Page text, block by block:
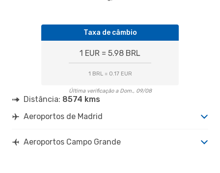
Taxa de câmbio
1 EUR = 5.98 BRL
1 BRL = 0.17 EUR
Última verificação a Dom., 09/08
Distância: 8574 kms
Aeroportos de Madrid
Aeroportos Campo Grande